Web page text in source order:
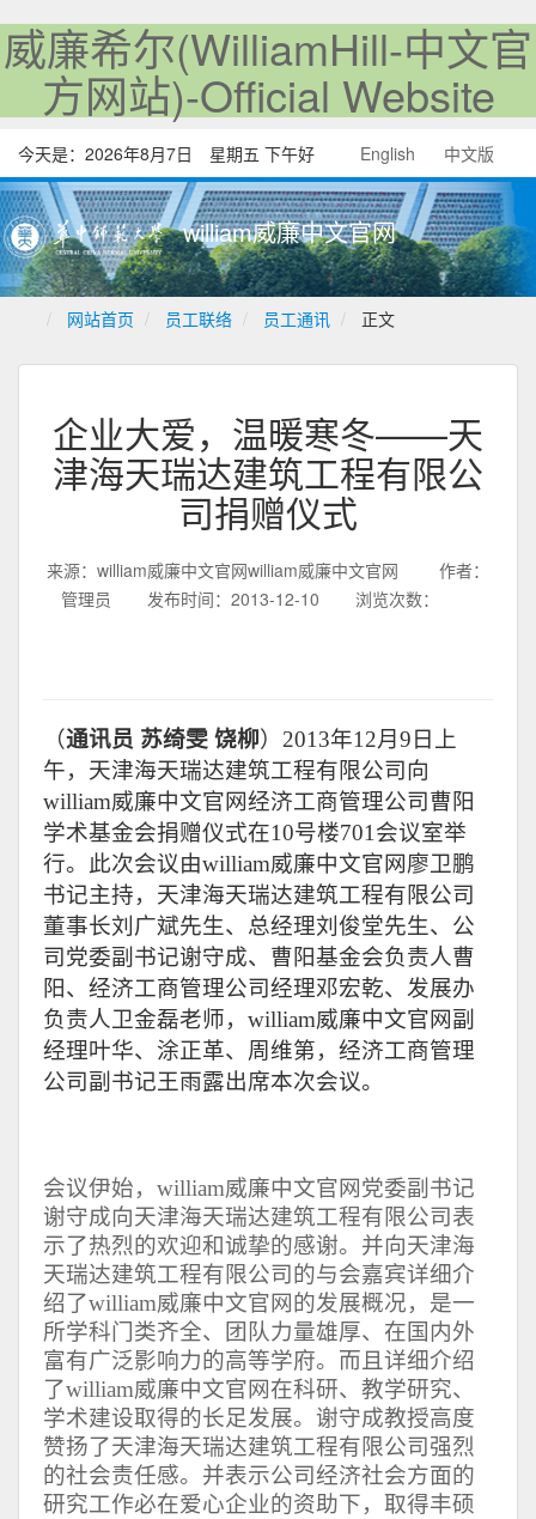
威廉希尔(WilliamHill-中文官
方网站)-Official Website
今天是： 2026年8月7日 星期五 下午好 English 中文版
william威廉中文官网
网站首页 员工联络 员工通讯 正文
企业大爱，温暖寒冬——天
津海天瑞达建筑工程有限公
司捐赠仪式
来源：william威廉中文官网william威廉中文官网
作者：
管理员
发布时间：2013-12-10 浏览次数：
（通讯员 苏绮雯 饶柳） 2013年12月 9 日上
午，天津海天瑞达建筑工程有限公司向
william威廉中文官网经济工商管理公司曹阳
学术基金会捐赠仪式在10号楼701 会议室举
行。此次会议由william威廉中文官网廖卫鹏
书记主持，天津海天瑞达建筑工程有限公司
董事长刘广斌先生、总经理刘俊堂先生、公
司党委副书记谢守成、曹阳基金会负责人曹
阳、经济工商管理公司经理邓宏乾、发展办
负责人卫金磊老师，william威廉中文官网副
经理叶华、涂正革、周维第，经济工商管理
公司副书记王雨露出席本次会议。
会议伊始，william威廉中文官网党委副书记
谢守成向天津海天瑞达建筑工程有限公司表
示了热烈的欢迎和诚挚的感谢。并向天津海
天瑞达建筑工程有限公司的与会嘉宾详细介
绍了william威廉中文官网的发展概况，是一
所学科门类齐全、团队力量雄厚、在国内外
富有广泛影响力的高等学府。而且详细介绍
了william威廉中文官网在科研、教学研究、
学术建设取得的长足发展。谢守成教授高度
赞扬了天津海天瑞达建筑工程有限公司强烈
的社会责任感。并表示公司经济社会方面的
研究工作必在爱心企业的资助下，取得丰硕